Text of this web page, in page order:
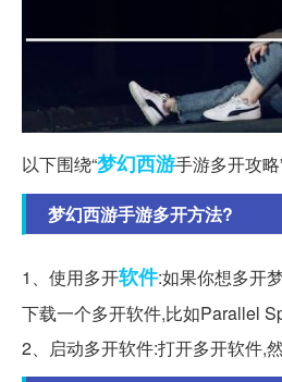
以下围绕“梦幻西游手游多开攻
梦幻西游手游多开方法?
1、使用多开软件:如果你想多开
下载一个多开软件,比如Parallel
2、启动多开软件:打开多开软件,然